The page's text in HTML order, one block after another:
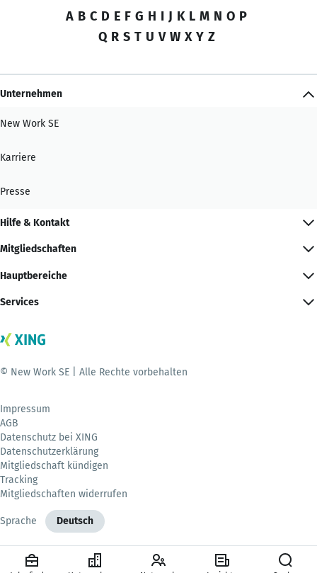
A B C D E F G H I J K L M N O P
Q R S T U V W X Y Z
Unternehmen
New Work SE
Karriere
Presse
Hilfe & Kontakt
Mitgliedschaften
Hauptbereiche
Services
© New Work SE | Alle Rechte vorbehalten
Impressum
AGB
Datenschutz bei XING
Datenschutzerklärung
Mitgliedschaft kündigen
Tracking
Mitgliedschaften widerrufen
Sprache Deutsch